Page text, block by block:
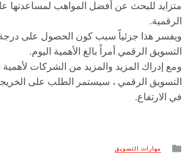
متزايد للبحث عن أفضل المواهب لمساعدتها
الرقمية.
ويفسر هذا جزئياً سبب كون الحصول على
التسويق الرقمي أمراً بالغ الأهمية اليوم.
ومع إدراك المزيد والمزيد من الشركات لأهمية
التسويق الرقمي ، سيستمر الطلب على
في الارتفاع.
Posted
مهارات التسويق